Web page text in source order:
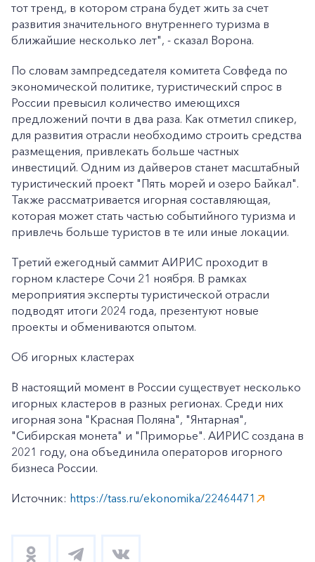
тот тренд, в котором страна будет жить за счет
развития значительного внутреннего туризма в
ближайшие несколько лет", - сказал Ворона.
По словам зампредседателя комитета Совфеда по
экономической политике, туристический спрос в
России превысил количество имеющихся
предложений почти в два раза. Как отметил спикер,
для развития отрасли необходимо строить средства
размещения, привлекать больше частных
инвестиций. Одним из дайверов станет масштабный
туристический проект "Пять морей и озеро Байкал".
Также рассматривается игорная составляющая,
которая может стать частью событийного туризма и
привлечь больше туристов в те или иные локации.
Третий ежегодный саммит АИРИС проходит в
горном кластере Сочи 21 ноября. В рамках
мероприятия эксперты туристической отрасли
подводят итоги 2024 года, презентуют новые
проекты и обмениваются опытом.
Об игорных кластерах
В настоящий момент в России существует несколько
игорных кластеров в разных регионах. Среди них
игорная зона "Красная Поляна", "Янтарная",
"Сибирская монета" и "Приморье". АИРИС создана в
2021 году, она объединила операторов игорного
бизнеса России.
Источник: https://tass.ru/ekonomika/22464471